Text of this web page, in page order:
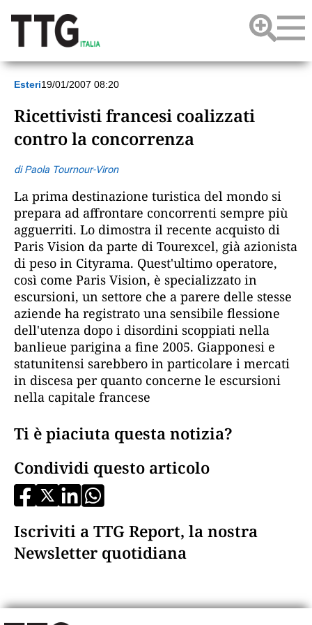
Esteri19/01/2007 08:20
Ricettivisti francesi coalizzati
contro la concorrenza
di Paola Tournour-Viron
La prima destinazione turistica del mondo si
prepara ad affrontare concorrenti sempre più
agguerriti. Lo dimostra il recente acquisto di
Paris Vision da parte di Tourexcel, già azionista
di peso in Cityrama. Quest'ultimo operatore,
così come Paris Vision, è specializzato in
escursioni, un settore che a parere delle stesse
aziende ha registrato una sensibile flessione
dell'utenza dopo i disordini scoppiati nella
banlieue parigina a fine 2005. Giapponesi e
statunitensi sarebbero in particolare i mercati
in discesa per quanto concerne le escursioni
nella capitale francese
Ti è piaciuta questa notizia?
Condividi questo articolo
Iscriviti a TTG Report, la nostra
Newsletter quotidiana